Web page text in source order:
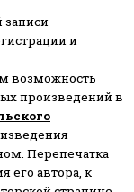
записи
и
возможность
произведений в
Перепечатка
его автора, к